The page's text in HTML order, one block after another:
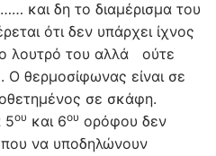
ου και 6ου ορόφου δεν
που να υποδηλώνουν